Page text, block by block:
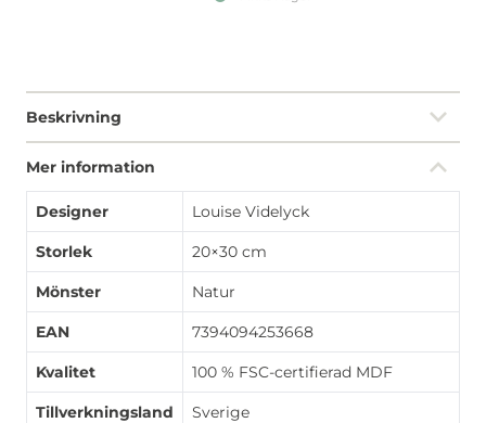
Beskrivning
Mer information
Designer Louise Videlyck
Storlek 20×30 cm
Mönster Natur
EAN 7394094253668
Kvalitet 100 % FSC-certifierad MDF
Tillverkningsland Sverige